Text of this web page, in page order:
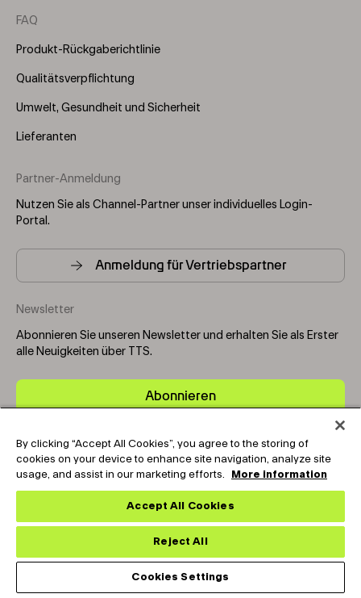
FAQ
Produkt-Rückgaberichtlinie
Qualitätsverpflichtung
Umwelt, Gesundheit und Sicherheit
Lieferanten
Partner-Anmeldung
Nutzen Sie als Channel-Partner unser individuelles Login-
Portal.
Anmeldung für Vertriebspartner
Newsletter
Abonnieren Sie unseren Newsletter und erhalten Sie als Erster
alle Neuigkeiten über TTS.
Abonnieren
Copyright © 2025-2026 Tark Thermal Solutions. All rights
reserved.
Socials
By clicking “Accept All Cookies”, you agree to the storing of
cookies on your device to enhance site navigation, analyze site
usage, and assist in our marketing efforts.
More information
Accept All Cookies
Reject All
Cookies Settings